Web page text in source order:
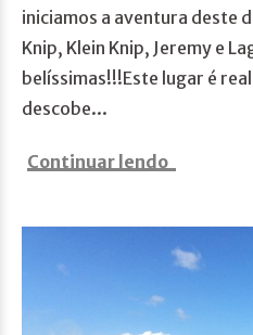
iniciamos a aventura deste
Knip, Klein Knip, Jeremy e
belíssimas!!!Este lugar é
descobe...
Continuar lendo